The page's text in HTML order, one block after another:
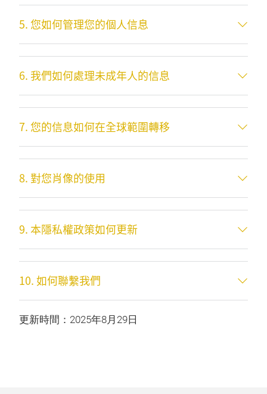
5. 您如何管理您的個人信息
6. 我們如何處理未成年人的信息
7. 您的信息如何在全球範圍轉移
8. 對您肖像的使用
9. 本隱私權政策如何更新
10. 如何聯繫我們
更新時間：2025年8月29日